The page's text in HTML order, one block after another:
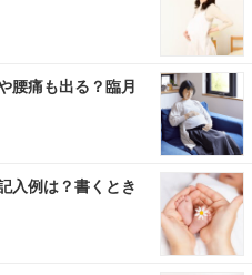
腰痛も出る？臨月
入例は？書くとき